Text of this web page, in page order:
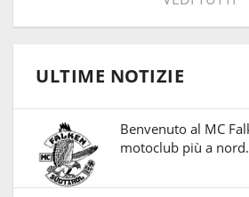
ULTIME NOTIZIE
Benvenuto al MC
motoclub più a